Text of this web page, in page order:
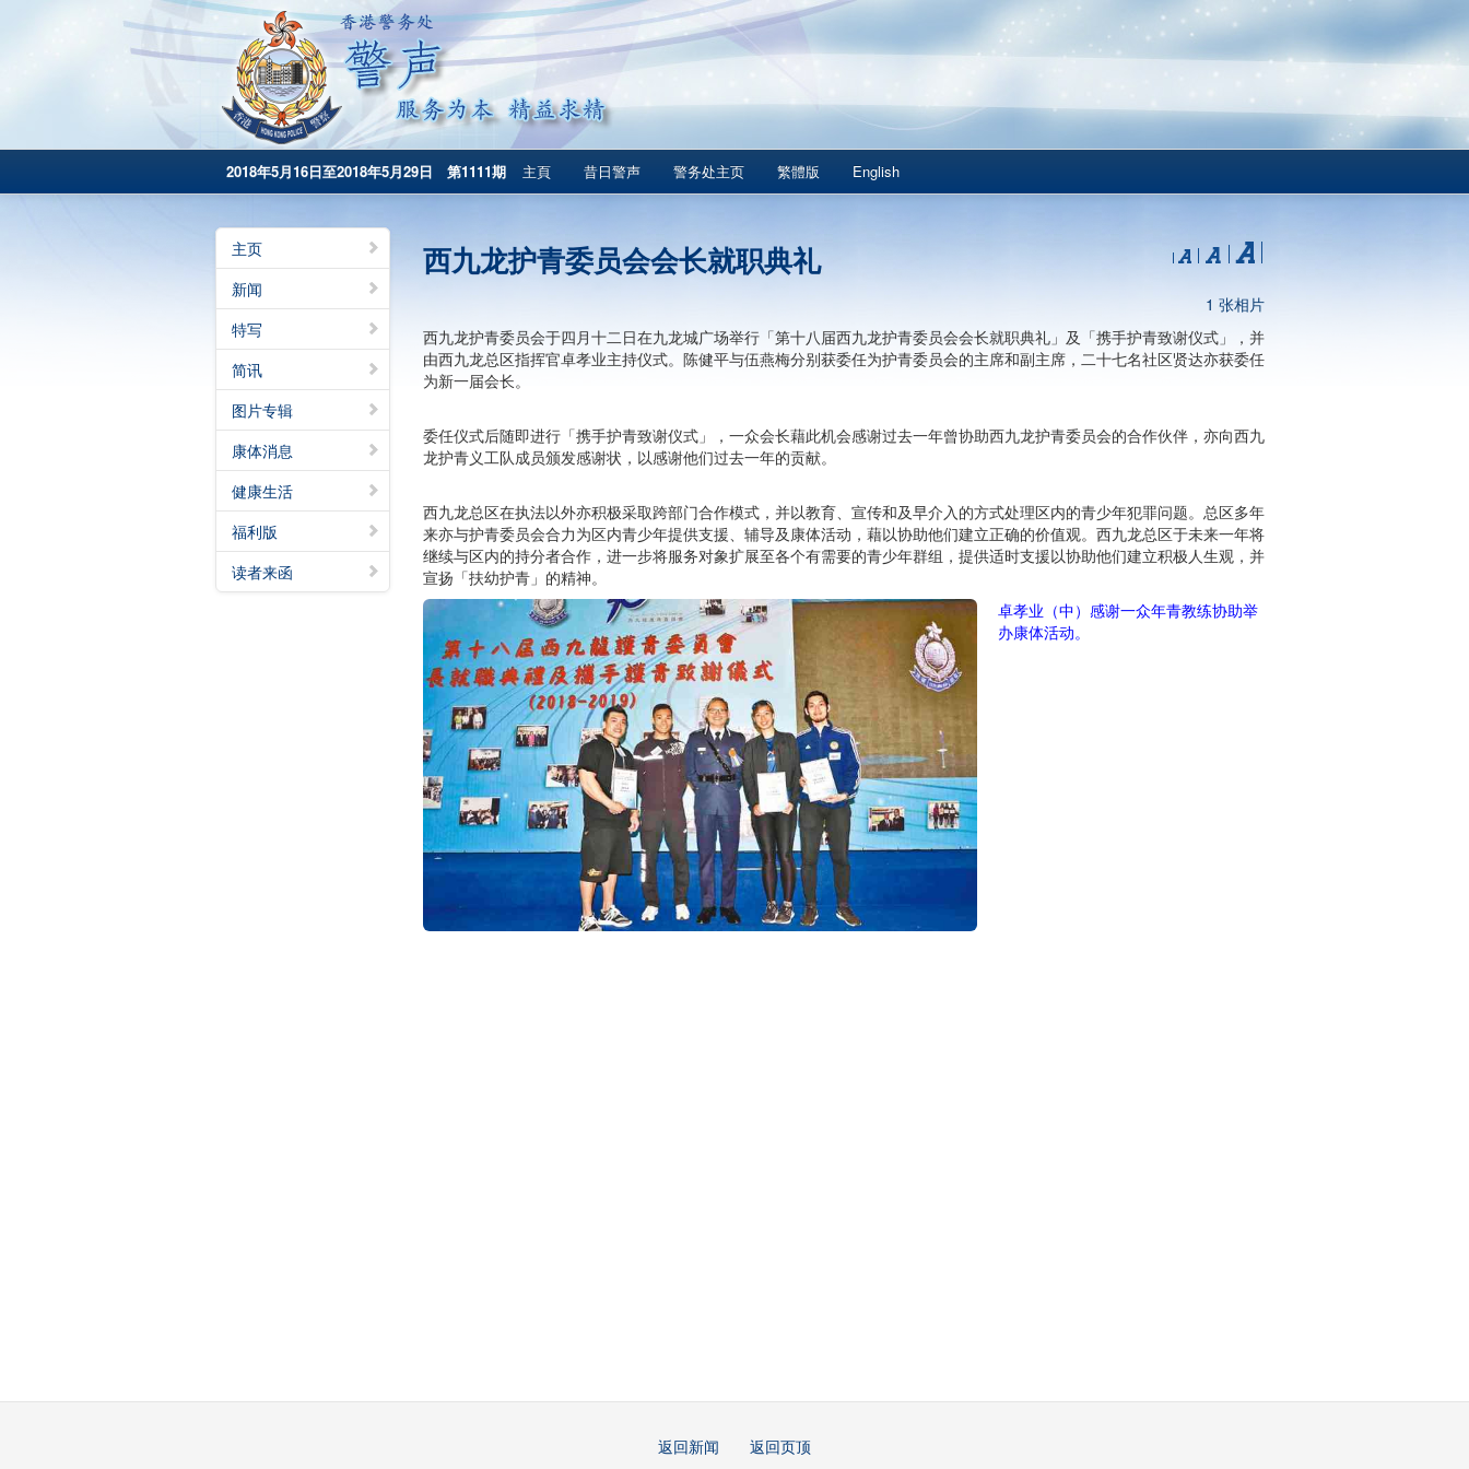
2018年5月16日至2018年5月29日 第1111期 主頁 昔日警声 警务处主页 繁體版 English
主页
新闻
特写
简讯
图片专辑
康体消息
健康生活
福利版
读者来函
西九龙护青委员会会长就职典礼
1 张相片
西九龙护青委员会于四月十二日在九龙城广场举行「第十八届西九龙护青委员会会长就职典礼」及「携手护青致谢仪式」，并
由西九龙总区指挥官卓孝业主持仪式。陈健平与伍燕梅分别获委任为护青委员会的主席和副主席，二十七名社区贤达亦获委任
为新一届会长。
委任仪式后随即进行「携手护青致谢仪式」，一众会长藉此机会感谢过去一年曾协助西九龙护青委员会的合作伙伴，亦向西九
龙护青义工队成员颁发感谢状，以感谢他们过去一年的贡献。
西九龙总区在执法以外亦积极采取跨部门合作模式，并以教育、宣传和及早介入的方式处理区内的青少年犯罪问题。总区多年
来亦与护青委员会合力为区内青少年提供支援、辅导及康体活动，藉以协助他们建立正确的价值观。西九龙总区于未来一年将
继续与区内的持分者合作，进一步将服务对象扩展至各个有需要的青少年群组，提供适时支援以协助他们建立积极人生观，并
宣扬「扶幼护青」的精神。
卓孝业（中）感谢一众年青教练协助举
办康体活动。
返回新闻 返回页顶